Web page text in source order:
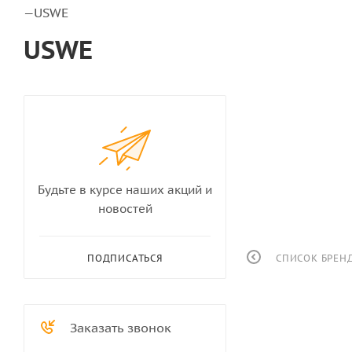
—USWE
USWE
СПИСОК
Будьте в курсе наших акций и
новостей
ПОДПИСАТЬСЯ
Заказать звонок